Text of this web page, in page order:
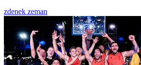
zdenek zeman